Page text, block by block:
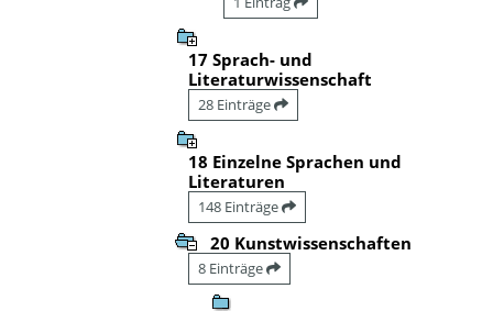
17 Sprach- und
Literaturwissenschaft
28 Einträge
18 Einzelne Sprachen und
Literaturen
148 Einträge
20 Kunstwissenschaften
8 Einträge